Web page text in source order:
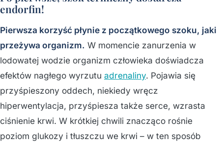
endorfin!
Pierwsza korzyść płynie z początkowego szoku, jaki
przeżywa organizm. W momencie zanurzenia w
lodowatej wodzie organizm człowieka doświadcza
efektów nagłego wyrzutu adrenaliny. Pojawia się
przyśpieszony oddech, niekiedy wręcz
hiperwentylacja, przyśpiesza także serce, wzrasta
ciśnienie krwi. W krótkiej chwili znacząco rośnie
poziom glukozy i tłuszczu we krwi – w ten sposób